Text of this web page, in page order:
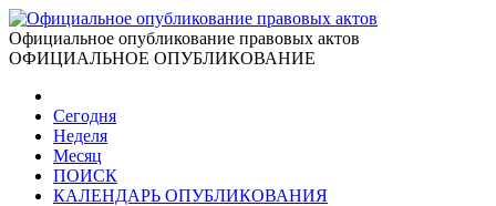
Официальное опубликование правовых актов
ОФИЦИАЛЬНОЕ ОПУБЛИКОВАНИЕ
Сегодня
Неделя
Месяц
ПОИСК
КАЛЕНДАРЬ ОПУБЛИКОВАНИЯ